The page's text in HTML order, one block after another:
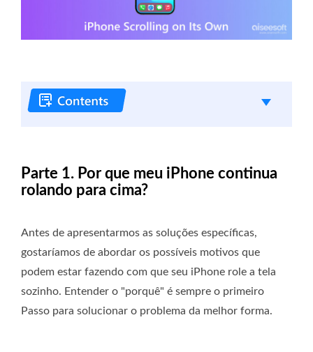
Parte 1. Por que meu iPhone continua
rolando para cima?
Antes de apresentarmos as soluções específicas,
gostaríamos de abordar os possíveis motivos que
podem estar fazendo com que seu iPhone role a tela
sozinho. Entender o "porquê" é sempre o primeiro
Passo para solucionar o problema da melhor forma.